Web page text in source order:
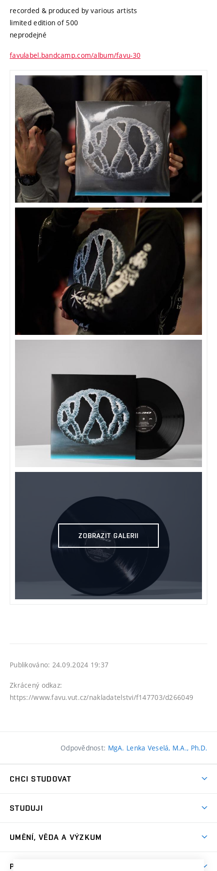
recorded & produced by various artists
limited edition of 500
neprodejné
favulabel.bandcamp.com/album/favu-30
ZOBRAZIT GALERII
Publikováno: 24.09.2024 19:37
Zkrácený odkaz:
https://www.favu.vut.cz/nakladatelstvi/f147703/d266049
Odpovědnost: MgA. Lenka Veselá, M.A., Ph.D.
CHCI STUDOVAT
Přijímačky
Dny otevřených dveří
Přípravné kurzy
STUDUJI
Časový plán studia
UMĚNÍ, VĚDA A VÝZKUM
PRO VEŘEJNOST